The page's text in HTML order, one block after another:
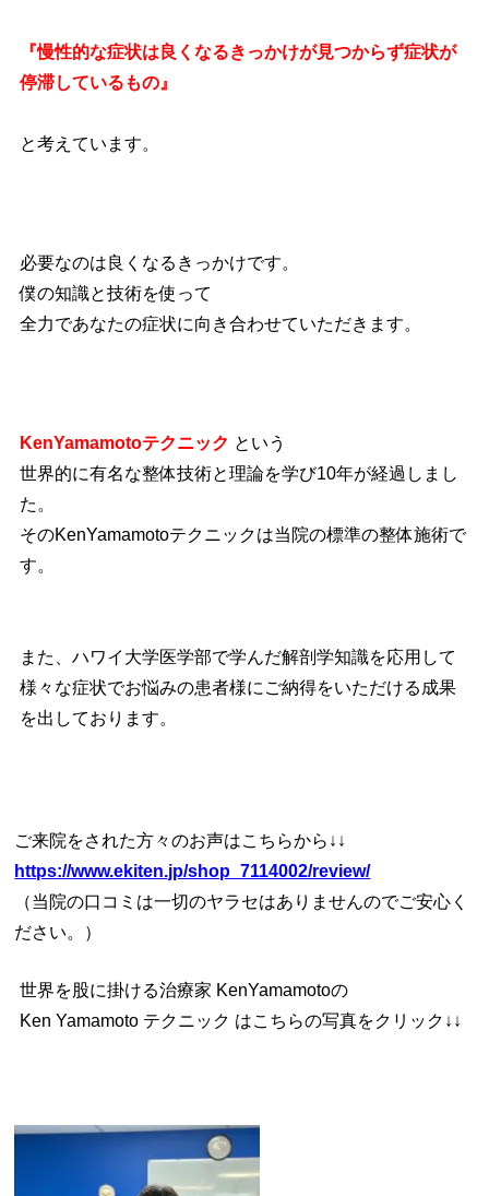
『慢性的な症状は良くなるきっかけが見つからず症状が
停滞しているもの』
と考えています。
必要なのは良くなるきっかけです。
僕の知識と技術を使って
全力であなたの症状に向き合わせていただきます。
KenYamamotoテクニック という
世界的に有名な整体技術と理論を学び10年が経過しまし
た。
そのKenYamamotoテクニックは当院の標準の整体施術で
す。
また、ハワイ大学医学部で学んだ解剖学知識を応用して
様々な症状でお悩みの患者様にご納得をいただける成果
を出しております。
ご来院をされた方々のお声はこちらから↓↓
https://www.ekiten.jp/shop_7114002/review/
（当院の口コミは一切のヤラセはありませんのでご安心く
ださい。）
世界を股に掛ける治療家 KenYamamotoの
Ken Yamamoto テクニック はこちらの写真をクリック↓↓